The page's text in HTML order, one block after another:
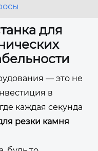
для
— это не
в
каждая секунда
резки камня